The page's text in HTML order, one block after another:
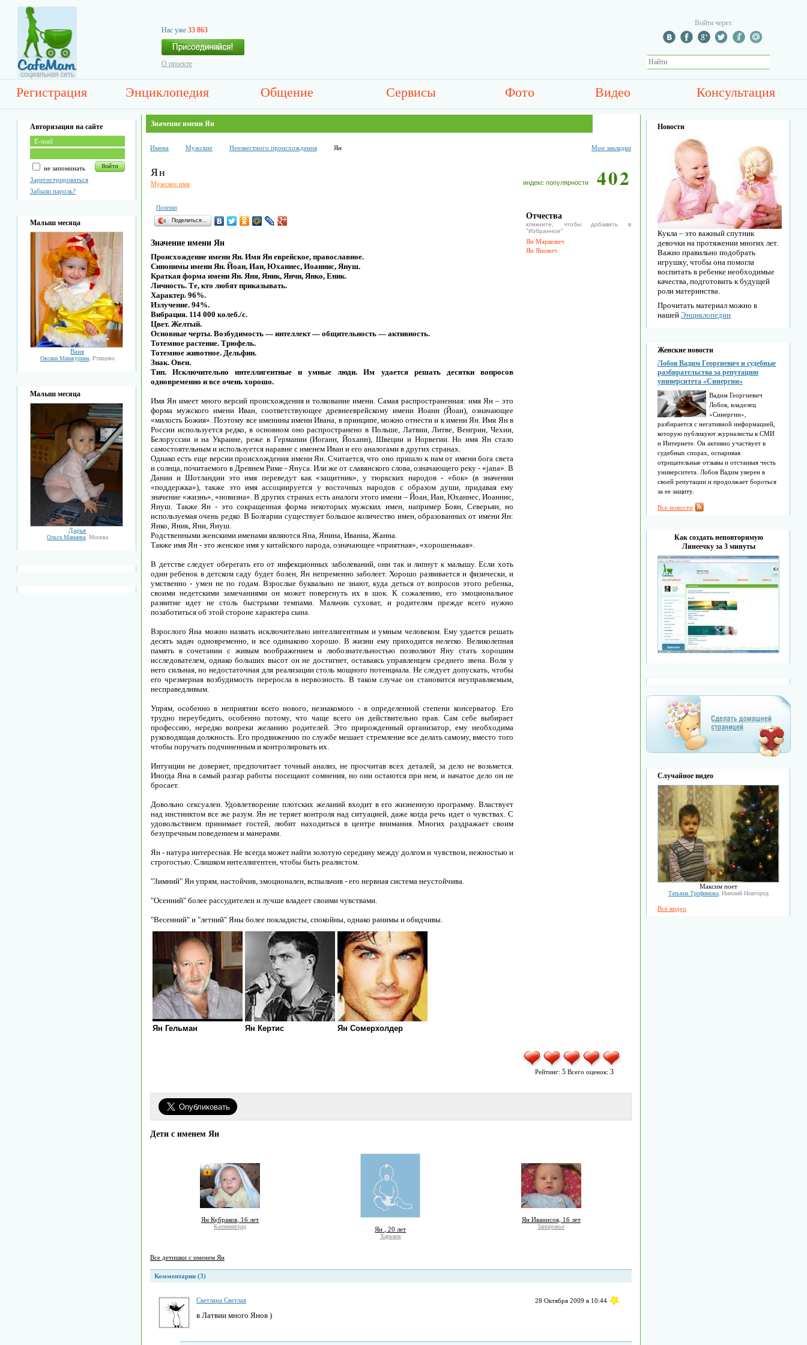
Нас уже 33 863
О проекте
Войти через:
Регистрация Энциклопедия Общение Сервисы Фото Видео Консультация
Авторизация на сайте
не запоминать
Зарегистрироваться
Забыли пароль?
Малыш месяца
Ваня
Оксана Манжурина, Ртищево
Малыш месяца
Дарья
Ольга Мамаева, Москва
Значение имени Ян
Имена Мужские Неизвестного происхождения Ян Мои закладки
Ян
Мужское имя индекс популярности 402
Полезно
Поделиться…
Значение имени Ян
Происхождение имени Ян. Имя Ян еврейское, православное.
Синонимы имени Ян. Йоан, Иан, Юханнес, Иоаннис, Януш.
Краткая форма имени Ян. Яня, Яник, Янчи, Янко, Еник.
Личность. Те, кто любят приказывать.
Характер. 96%.
Излучение. 94%.
Вибрация. 114 000 колеб./с.
Цвет. Желтый.
Основные черты. Возбудимость — интеллект — общительность — активность.
Тотемное растение. Трюфель.
Тотемное животное. Дельфин.
Знак. Овен.
Тип. Исключительно интеллигентные и умные люди. Им удается решать десятки вопросов
одновременно и все очень хорошо.
Имя Ян имеет много версий происхождения и толкование имени. Самая распространенная: имя Ян – это
форма мужского имени Иван, соответствующее древнееврейскому имени Иоанн (Йоан), означающее
«милость Божия». Поэтому все именины имени Ивана, в принципе, можно отнести и к имени Ян. Имя Ян в
России используется редко, в основном оно распространено в Польше, Латвии, Литве, Венгрии, Чехии,
Белоруссии и на Украине, реже в Германии (Иоганн, Йоханн), Швеции и Норвегии. Но имя Ян стало
самостоятельным и используется наравне с именем Иван и его аналогами в других странах.
Однако есть еще версии происхождения имени Ян. Считается, что оно пришло к нам от имени бога света
и солнца, почитаемого в Древнем Риме - Януса. Или же от славянского слова, означающего реку - «jana». В
Дании и Шотландии это имя переведут как «защитник», у тюркских народов - «бок» (в значении
«поддержка»), также это имя ассоциируется у восточных народов с образом души, придавая ему
значение «жизнь», «новизна». В других странах есть аналоги этого имени – Йоан, Иан, Юханнес, Иоаннис,
Януш. Также Ян - это сокращенная форма некоторых мужских имен, например Боян, Северьян, но
используемая очень редко. В Болгарии существует большое количество имен, образованных от имени Ян:
Янко, Яник, Яни, Януш.
Родственными женскими именами являются Яна, Янина, Иванна, Жанна.
Также имя Ян - это женское имя у китайского народа, означающее «приятная», «хорошенькая».
В детстве следует оберегать его от инфекционных заболеваний, они так и липнут к малышу. Если хоть
один ребенок в детском саду будет болен, Ян непременно заболеет. Хорошо развивается и физически, и
умственно - умен не по годам. Взрослые буквально не знают, куда деться от вопросов этого ребенка,
своими недетскими замечаниями он может повергнуть их в шок. К сожалению, его эмоциональное
развитие идет не столь быстрыми темпами. Мальчик суховат, и родителям прежде всего нужно
позаботиться об этой стороне характера сына.
Взрослого Яна можно назвать исключительно интеллигентным и умным человеком. Ему удается решать
десять задач одновременно, и все одинаково хорошо. В жизни ему приходится нелегко. Великолепная
память в сочетании с живым воображением и любознательностью позволяют Яну стать хорошим
исследователем, однако больших высот он не достигнет, оставаясь управленцем среднего звена. Воля у
него сильная, но недостаточная для реализации столь мощного потенциала. Не следует допускать, чтобы
его чрезмерная возбудимость переросла в нервозность. В таком случае он становится неуправляемым,
несправедливым.
Упрям, особенно в неприятии всего нового, незнакомого - в определенной степени консерватор. Его
трудно переубедить, особенно потому, что чаще всего он действительно прав. Сам себе выбирает
профессию, нередко вопреки желанию родителей. Это прирожденный организатор, ему необходима
руководящая должность. Его продвижению по службе мешает стремление все делать самому, вместо того
чтобы поручать подчиненным и контролировать их.
Интуиции не доверяет, предпочитает точный анализ, не просчитав всех деталей, за дело не возьмется.
Иногда Яна в самый разгар работы посещают сомнения, но они остаются при нем, и начатое дело он не
бросает.
Довольно сексуален. Удовлетворение плотских желаний входит в его жизненную программу. Властвует
над инстинктом все же разум. Ян не теряет контроля над ситуацией, даже когда речь идет о чувствах. С
удовольствием принимает гостей, любит находиться в центре внимания. Многих раздражает своим
безупречным поведением и манерами.
Ян - натура интересная. Не всегда может найти золотую середину между долгом и чувством, нежностью и
строгостью. Слишком интеллигентен, чтобы быть реалистом.
"Зимний" Ян упрям, настойчив, эмоционален, вспыльчив - его нервная система неустойчива.
"Осенний" более рассудителен и лучше владеет своими чувствами.
"Весенний" и "летний" Яны более покладисты, спокойны, однако ранимы и обидчивы.
Ян Гельман Ян Кертис Ян Сомерхолдер
Отчества
кликните, чтобы добавить в
"Избранное"
Ян Маркович
Ян Янович
Рейтинг:5 Всего оценок:3
Дети с именем Ян
Ян Кубраков, 16 лет
Калининград Ян , 20 лет
Харьков
Ян Иванисов, 16 лет
Запорожье
Все детишки с именем Ян
Комментарии (3)
Светлана Светлая 28 Октября 2009 в 10:44
в Латвии много Янов )
Новости
Кукла – это важный спутник
девочки на протяжении многих лет.
Важно правильно подобрать
игрушку, чтобы она помогла
воспитать в ребенке необходимые
качества, подготовить к будущей
роли материнства.
Прочитать материал можно в
нашейЭнциклопедии
Женские новости
Лобов Вадим Георгиевич и судебные
разбирательства за репутацию
университета «Синергии»
Вадим Георгиевич
Лобов, владелец
«Синергии»,
разбирается с негативной информацией,
которую публикуют журналисты в СМИ
и Интернете. Он активно участвует в
судебных спорах, оспаривая
отрицательные отзывы и отстаивая честь
университета. Лобов Вадим уверен в
своей репутации и продолжает бороться
за ее защиту.
Все новости
Как создать неповторимую
Линеечку за 3 минуты
Случайное видео
Максим поет
Татьяна Трофимова , Нижний Новгород
Всё видео